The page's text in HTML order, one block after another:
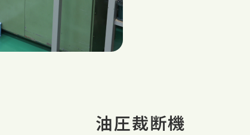
油圧裁断機